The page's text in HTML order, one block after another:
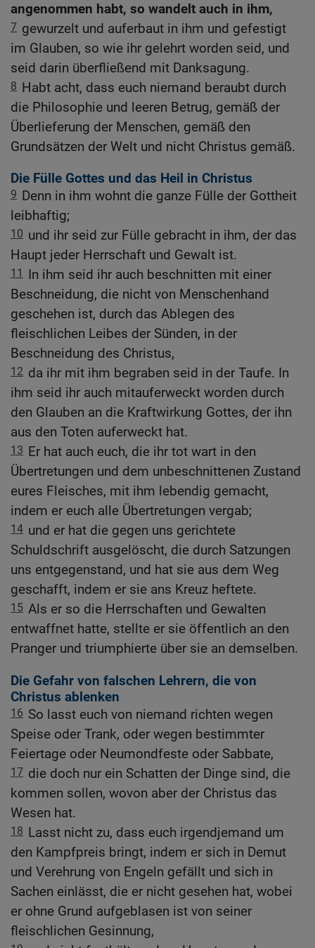
angenommen habt, so wandelt auch in ihm,
7 gewurzelt und auferbaut in ihm und gefestigt
im Glauben, so wie ihr gelehrt worden seid, und
seid darin überfließend mit Danksagung.
8 Habt acht, dass euch niemand beraubt durch
die Philosophie und leeren Betrug, gemäß der
Überlieferung der Menschen, gemäß den
Grundsätzen der Welt und nicht Christus gemäß.
Die Fülle Gottes und das Heil in Christus
9 Denn in ihm wohnt die ganze Fülle der Gottheit
leibhaftig;
10 und ihr seid zur Fülle gebracht in ihm, der das
Haupt jeder Herrschaft und Gewalt ist.
11
In ihm seid ihr auch beschnitten mit einer
Beschneidung, die nicht von Menschenhand
geschehen ist, durch das Ablegen des
fleischlichen Leibes der Sünden, in der
Beschneidung des Christus,
12 da ihr mit ihm begraben seid in der Taufe. In
ihm seid ihr auch mitauferweckt worden durch
den Glauben an die Kraftwirkung Gottes, der ihn
aus den Toten auferweckt hat.
13 Er hat auch euch, die ihr tot wart in den
Übertretungen und dem unbeschnittenen Zustand
eures Fleisches, mit ihm lebendig gemacht,
indem er euch alle Übertretungen vergab;
14 und er hat die gegen uns gerichtete
Schuldschrift ausgelöscht, die durch Satzungen
uns entgegenstand, und hat sie aus dem Weg
geschafft, indem er sie ans Kreuz heftete.
15 Als er so die Herrschaften und Gewalten
entwaffnet hatte, stellte er sie öffentlich an den
Pranger und triumphierte über sie an demselben.
Die Gefahr von falschen Lehrern, die von
Christus ablenken
16 So lasst euch von niemand richten wegen
Speise oder Trank, oder wegen bestimmter
Feiertage oder Neumondfeste oder Sabbate,
17 die doch nur ein Schatten der Dinge sind, die
kommen sollen, wovon aber der Christus das
Wesen hat.
18 Lasst nicht zu, dass euch irgendjemand um
den Kampfpreis bringt, indem er sich in Demut
und Verehrung von Engeln gefällt und sich in
Sachen einlässt, die er nicht gesehen hat, wobei
er ohne Grund aufgeblasen ist von seiner
fleischlichen Gesinnung,